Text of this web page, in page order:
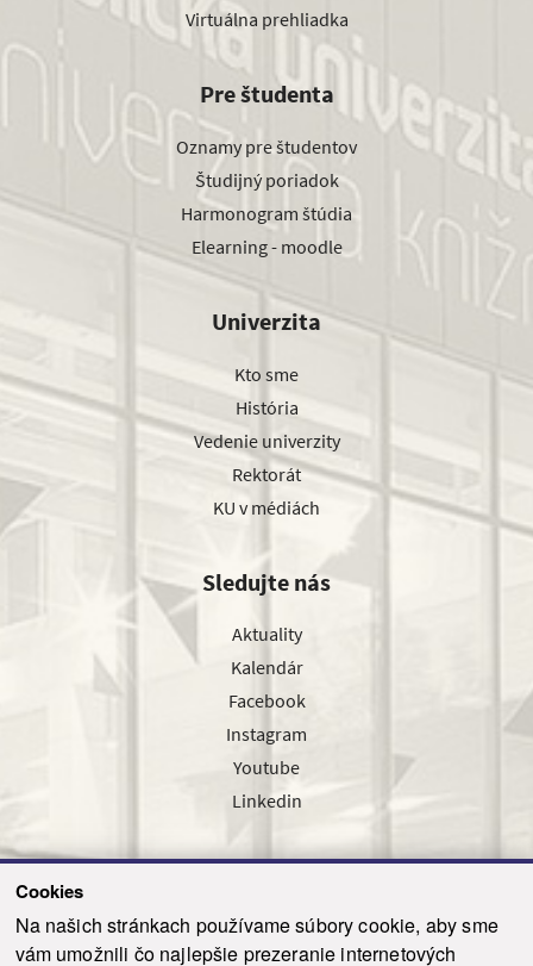
Cookies
Na našich stránkach používame súbory cookie, aby sme
vám umožnili čo najlepšie prezeranie internetových
Virtuálna prehliadka
Pre študenta
Oznamy pre študentov
Študijný poriadok
Harmonogram štúdia
Elearning - moodle
Univerzita
Kto sme
História
Vedenie univerzity
Rektorát
KU v médiách
Sledujte nás
Aktuality
Kalendár
Facebook
Instagram
Youtube
Linkedin